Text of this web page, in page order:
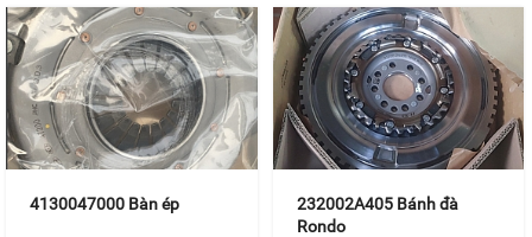
4130047000 Bàn ép
232002A405 Bánh đà
Rondo